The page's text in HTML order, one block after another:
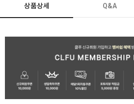
상품상세 Q&A